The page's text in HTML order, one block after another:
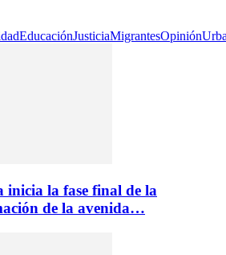
EducaciónJusticiaMigrantesOpinión
inicia la fase final de la
de la avenida…